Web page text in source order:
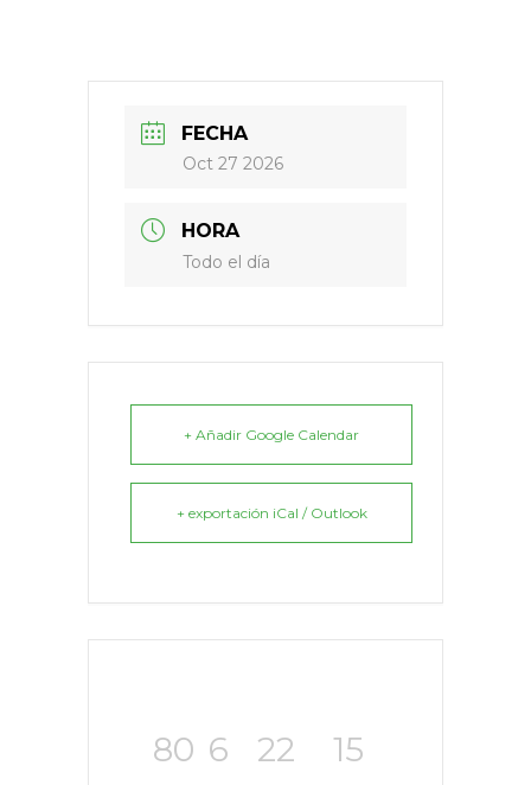
FECHA
Oct 27 2026
HORA
Todo el día
+ Añadir Google Calendar
+ exportación iCal / Outlook
80 6 22 15